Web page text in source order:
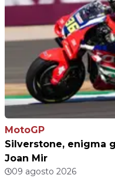
MotoGP
Silverstone, enigma
Joan Mir
09 agosto 2026